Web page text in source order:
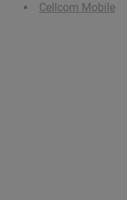
Cellcom Mobile